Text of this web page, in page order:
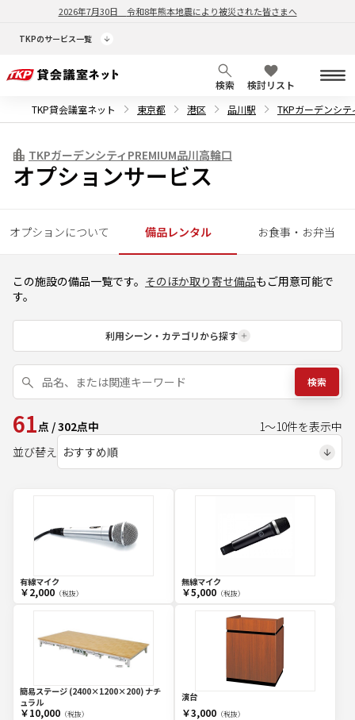
2026年7月30日 令和8年熊本地震により被災された皆さまへ
TKPのサービス一覧
検索
検討リスト
TKP貸会議室ネット
東京都 港区 品川駅 TKPガーデンシテ
TKPガーデンシティPREMIUM品川高輪口
オプションサービス
オプションについて 備品レンタル お食事・お弁当
この施設の備品一覧です。 そのほか取り寄せ備品もご用意可能で
す。
利用シーン・カテゴリから探す
検索
61点 /302点中 1～10件を表示中
並び替え
有線マイク
￥2,000（税抜）
無線マイク
￥5,000（税抜）
簡易ステージ (2400×1200×200) ナチ
ュラル
￥10,000（税抜）
演台
￥3,000（税抜）